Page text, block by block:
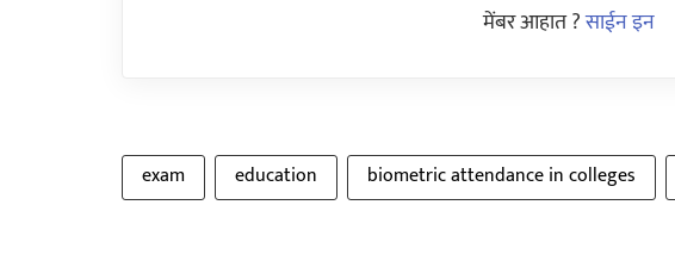
मेंबर आहात ?साईन इन
exam education biometric attendance in colleges